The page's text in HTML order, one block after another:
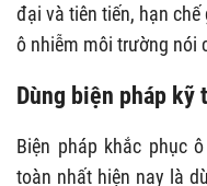
đại và tiên tiến, hạn
ô nhiễm môi trường nói
Dùng biện pháp kỹ
Biện pháp khắc phục
toàn nhất hiện nay là